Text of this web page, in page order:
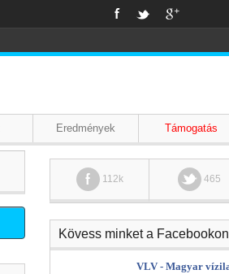
Eredmények Támogatás
112k 465
Kövess minket a
VLV - Magyar